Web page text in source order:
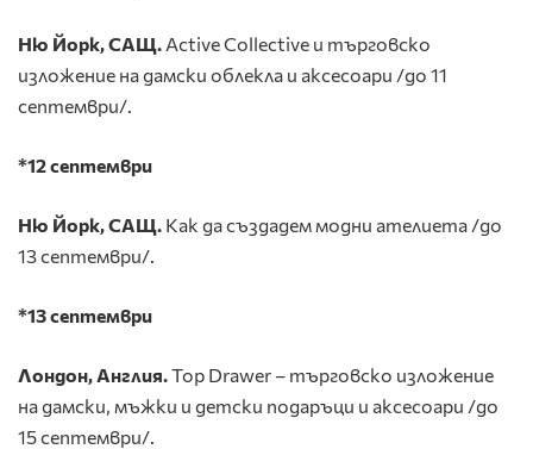
Ню Йорк, САЩ. Active Collective и търговско
изложение на дамски облекла и аксесоари /до 11
септември/.
*12 септември
Ню Йорк, САЩ. Как да създадем модни ателиета /до
13 септември/.
*13 септември
Лондон, Англия.Top Drawer – търговско изложение
на дамски, мъжки и детски подаръци и аксесоари /до
15 септември/.